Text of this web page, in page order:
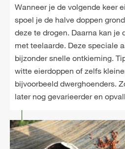
Wanneer je de volgende keer
spoel je de halve doppen
deze te drogen. Daarna kan je
met teelaarde. Deze speciale
bijzonder snelle ontkieming.
witte eierdoppen of zelfs
bijvoorbeeld dwerghoenders.
later nog gevarieerder en